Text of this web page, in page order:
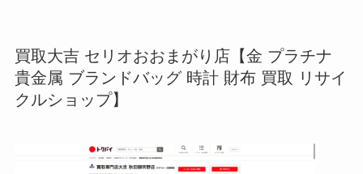
買取大吉 セリオおおまがり店【金 プラチナ
貴金属 ブランドバッグ 時計 財布 買取 リサイ
クルショップ】